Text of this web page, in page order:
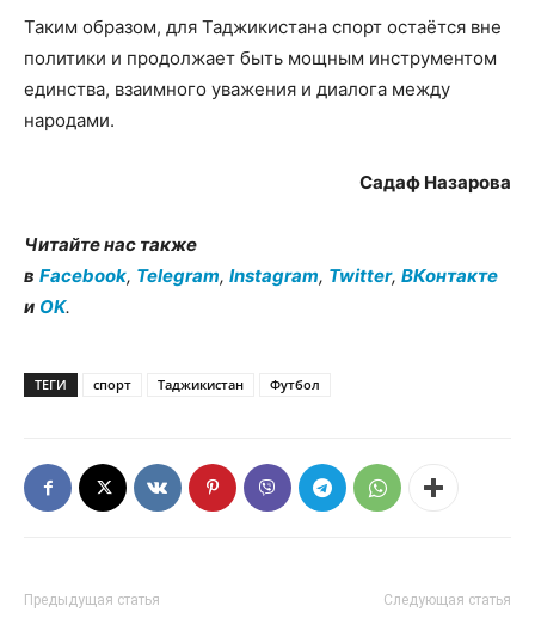
Таким образом, для Таджикистана спорт остаётся вне
политики и продолжает быть мощным инструментом
единства, взаимного уважения и диалога между
народами.
Садаф Назарова
Читайте нас также
в Facebook, Telegram, Instagram, Twitter, ВКонтакте
и OK.
ТЕГИ спорт Таджикистан Футбол
Предыдущая статья Следующая статья